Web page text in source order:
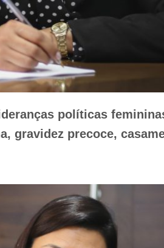
políticas
gravidez precoce,